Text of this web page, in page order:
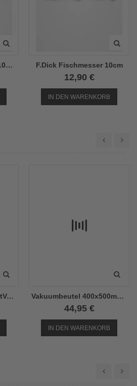
F.Dick Fischschupper 10x6,5mm F.Dick Fischmesser 10cm
12,90 €
IN DEN WARENKORB
Caso Vakuumgerät FastVac 500 130 Watt Vakuumbeutel 400x500mm geriffelt
44,95 €
IN DEN WARENKORB